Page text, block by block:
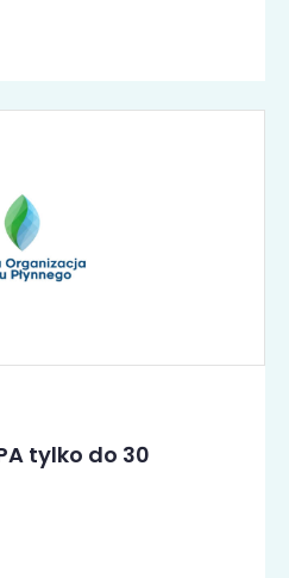
tylko do 30